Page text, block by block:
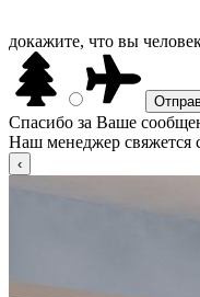
докажите, что вы
Спасибо за Ваше
Наш менеджер свяжется